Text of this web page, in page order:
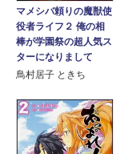
マメシバ頼りの魔獣使
役者ライフ２ 俺の相
棒が学園祭の超人気ス
ターになりまして
鳥村居子 ときち